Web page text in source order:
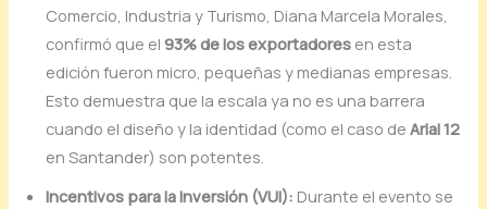
Comercio, Industria y Turismo, Diana Marcela Morales,
confirmó que el93% de los exportadores en esta
edición fueron micro, pequeñas y medianas empresas.
Esto demuestra que la escala ya no es una barrera
cuando el diseño y la identidad (como el caso deArial 12
en Santander) son potentes.
Incentivos para la Inversión (VUI): Durante el evento se